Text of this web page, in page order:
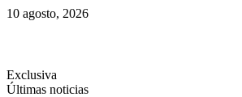
Saltar
10 agosto, 2026
Exclusiva
Últimas noticias